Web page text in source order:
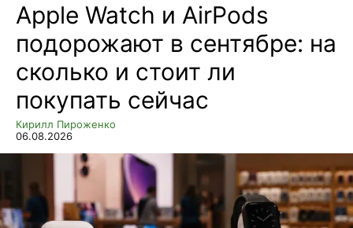
Apple Watch и AirPods
подорожают в сентябре: на
сколько и стоит ли
покупать сейчас
Кирилл Пироженко
06.08.2026